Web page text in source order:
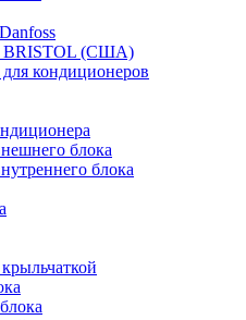
BRISTOL (США)
кондиционеров
блока
блока